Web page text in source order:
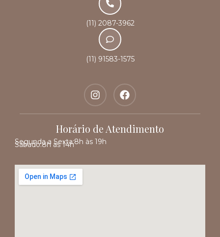
(11) 2087-3962
(11) 91583-1575
Horário de Atendimento
Segunda a Sexta:8h às 19h
Sábado:8h às 14h